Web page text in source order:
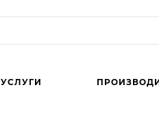
УСЛУГИ